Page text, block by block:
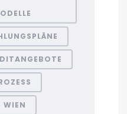
WIEN